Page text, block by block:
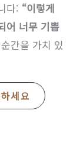
다: “이렇게
어 너무 기쁩
간을 가치 있
세요